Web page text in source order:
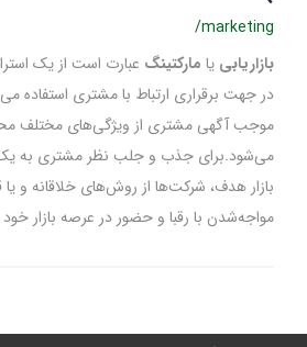
/marketing
بازاریابییا مارکتینگعبارت است از یک
در جهت برقراری ارتباط با مشتری استفاده
موجب آگهی مشتری از ویژگی‌های مختلف
می‌شود.برای جذب و جلب نظر مشتری به یک
بازار هدف، شرکت‌ها از روش‌های خلاقانه و یا
مواجه‌شدن با رقبا و حضور در عرصه بازار خود را